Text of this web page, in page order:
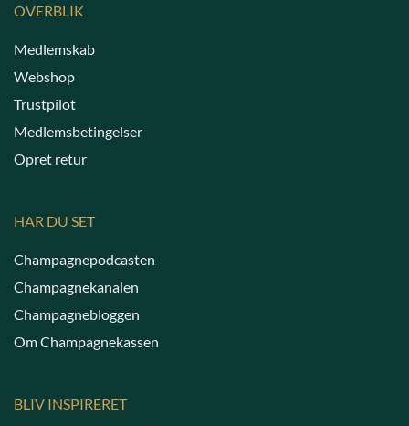
OVERBLIK
Medlemskab
Webshop
Trustpilot
Medlemsbetingelser
Opret retur
HAR DU SET
Champagnepodcasten
Champagnekanalen
Champagnebloggen
Om Champagnekassen
BLIV INSPIRERET